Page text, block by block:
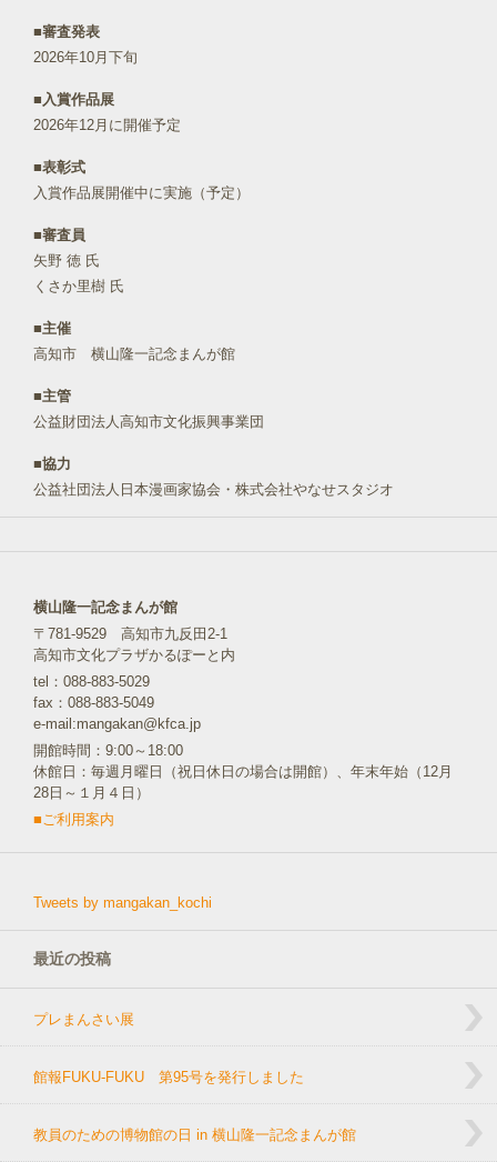
■審査発表
2026年10月下旬
■入賞作品展
2026年12月に開催予定
■表彰式
入賞作品展開催中に実施（予定）
■審査員
矢野 徳 氏
くさか里樹 氏
■主催
高知市 横山隆一記念まんが館
■主管
公益財団法人高知市文化振興事業団
■協力
公益社団法人日本漫画家協会・株式会社やなせスタジオ
横山隆一記念まんが館
〒781-9529 高知市九反田2-1
高知市文化プラザかるぽーと内
tel：088-883-5029
fax：088-883-5049
e-mail:mangakan@kfca.jp
開館時間：9:00～18:00
休館日：毎週月曜日（祝日休日の場合は開館）、年末年始（12月
28日～１月４日）
■ご利用案内
Tweets by mangakan_kochi
最近の投稿
プレまんさい展
館報FUKU-FUKU 第95号を発行しました
教員のための博物館の日 in 横山隆一記念まんが館